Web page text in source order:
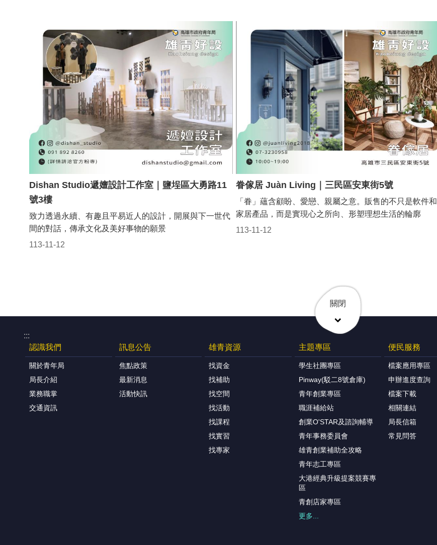
Dishan Studio遞嬗設計工作室｜鹽埕區大勇路11
號3樓
113-11-12
致力透過永續、有趣且平易近人的設計，開展與下一世代
間的對話，傳承文化及美好事物的願景
眷傢居 Juàn Living｜三民區安東街5號
113-11-12
「眷」蘊含顧盼、愛戀、親屬之意。販售的不只是軟件和
家居產品，而是實現心之所向、形塑理想生活的輪廓
關閉
:::
認識我們
關於青年局
局長介紹
業務職掌
交通資訊
訊息公告
焦點政策
最新消息
活動快訊
雄青資源
找資金
找補助
找空間
找活動
找課程
找實習
找專家
主題專區
學生社團專區
Pinway(駁二8號倉庫)
青年創業專區
職涯補給站
創業O'STAR及諮詢輔導
青年事務委員會
雄青創業補助全攻略
青年志工專區
大港經典升級提案競賽專
區
青創店家專區
更多...
便民服務
檔案應用專區
申辦進度查詢
檔案下載
相關連結
局長信箱
常見問答